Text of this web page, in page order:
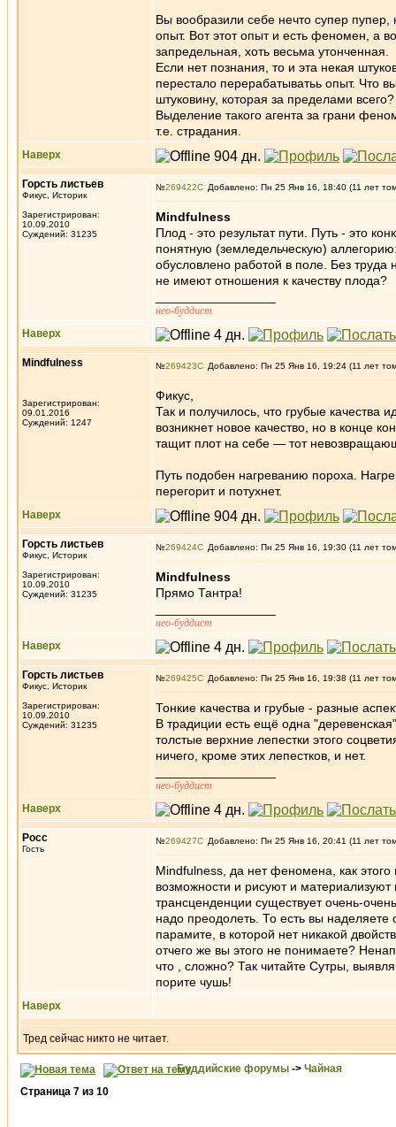
Вы вообразили себе нечто супер
опыт. Вот этот опыт и есть феномен, а
запредельная, хоть весьма утонченная.
Если нет познания, то и эта некая
перестало перерабатыватьь опыт. Что
штуковину, которая за пределами всего?
Выделение такого агента за грани
т.е. страдания.
Наверх
Горсть листьев
Фикус, Историк
Зарегистрирован:
10.09.2010
Суждений: 31235
№269422 Добавлено: Пн 25 Янв 16, 18:40 (11 лет
Mindfulness
Плод - это результат пути. Путь - это
понятную (земледельческую)
обусловлено работой в поле. Без труда
не имеют отношения к качеству плода?
нео-буддист
Наверх
Mindfulness
Зарегистрирован:
09.01.2016
Суждений: 1247
№269423 Добавлено: Пн 25 Янв 16, 19:24 (11 лет
Фикус,
Так и получилось, что грубые качества
возникнет новое качество, но в конце
тащит плот на себе — тот
Путь подобен нагреванию пороха.
перегорит и потухнет.
Наверх
Горсть листьев
Фикус, Историк
Зарегистрирован:
10.09.2010
Суждений: 31235
№269424 Добавлено: Пн 25 Янв 16, 19:30 (11 лет
Mindfulness
Прямо Тантра!
нео-буддист
Наверх
Горсть листьев
Фикус, Историк
Зарегистрирован:
10.09.2010
Суждений: 31235
№269425 Добавлено: Пн 25 Янв 16, 19:38 (11 лет
Тонкие качества и грубые - разные
В традиции есть ещё одна
толстые верхние лепестки этого
ничего, кроме этих лепестков, и нет.
нео-буддист
Наверх
Росс
Гость
№269427 Добавлено: Пн 25 Янв 16, 20:41 (11 лет
Mindfulness, да нет феномена, как
возможности и рисуют и материализуют
трансценденции существует очень-
надо преодолеть. То есть вы
парамите, в которой нет никакой
отчего же вы этого не понимаете?
что , сложно? Так читайте Сутры,
порите чушь!
Наверх
Тред сейчас никто не читает.
Буддийские форумы -> Чайная
Страница 7 из 10